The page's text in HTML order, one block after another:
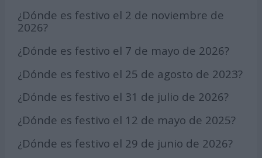
¿Dónde es festivo el 2 de noviembre de
2026?
¿Dónde es festivo el 7 de mayo de 2026?
¿Dónde es festivo el 25 de agosto de 2023?
¿Dónde es festivo el 31 de julio de 2026?
¿Dónde es festivo el 12 de mayo de 2025?
¿Dónde es festivo el 29 de junio de 2026?